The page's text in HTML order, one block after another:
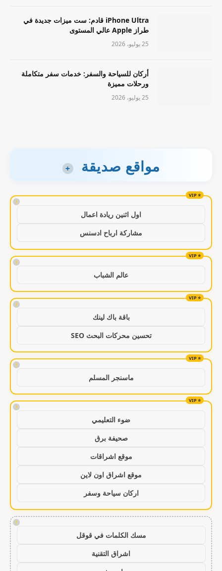
iPhone Ultra قادم: ست ميزات جديدة في
طراز Apple عالي المستوى
25 يوليو، 2026
أركان للسياحة والسفر: خدمات سفر متكاملة
ورحلات مميزة
25 يوليو، 2026
مواقع صديقة +
!
اول اثنين ريادة اعمال
مشاركة ارباح ادسنس
!
عالم الشباب
!
باقة باك لينك
تحسين محركات البحث SEO
!
ماسنجر المسلم
!
ضوء التعليمي
صحيفة برق
موقع اشراقات
موقع اشراق اون لاين
اركان سياحة وسفر
!
مسك الكلمات في قوقل
اشراق التقنية